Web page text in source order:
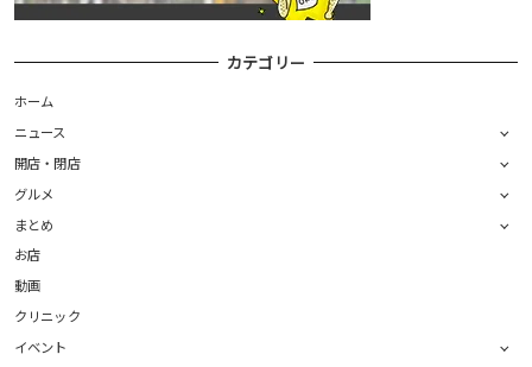
カテゴリー
ホーム
ニュース
開店・閉店
グルメ
まとめ
お店
動画
クリニック
イベント